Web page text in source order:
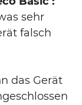
sehr
falsch
das Gerät